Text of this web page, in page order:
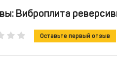
Виброплита
Оставьте первый отзыв